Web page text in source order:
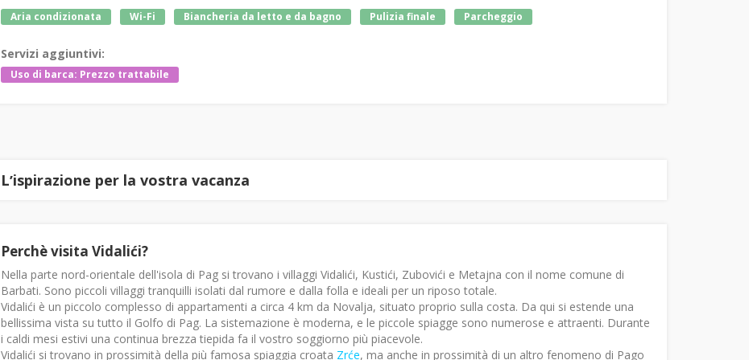
Aria condizionata Wi-Fi Biancheria da letto e da bagno Pulizia finale Parcheggio
Servizi aggiuntivi:
Uso di barca: Prezzo trattabile
Lʼispirazione per la vostra vacanza
Perchè visita Vidalići?
Nella parte nord-orientale dell'isola di Pag si trovano i villaggi Vidalići, Kustići, Zubovići e Metajna con il nome comune di
Barbati. Sono piccoli villaggi tranquilli isolati dal rumore e dalla folla e ideali per un riposo totale.
Vidalići è un piccolo complesso di appartamenti a circa 4 km da Novalja, situato proprio sulla costa. Da qui si estende una
bellissima vista su tutto il Golfo di Pag. La sistemazione è moderna, e le piccole spiagge sono numerose e attraenti. Durante
i caldi mesi estivi una continua brezza tiepida fa il vostro soggiorno più piacevole.
Vidalići si trovano in prossimità della più famosa spiaggia croata Zrće, ma anche in prossimità di un altro fenomeno di Pago